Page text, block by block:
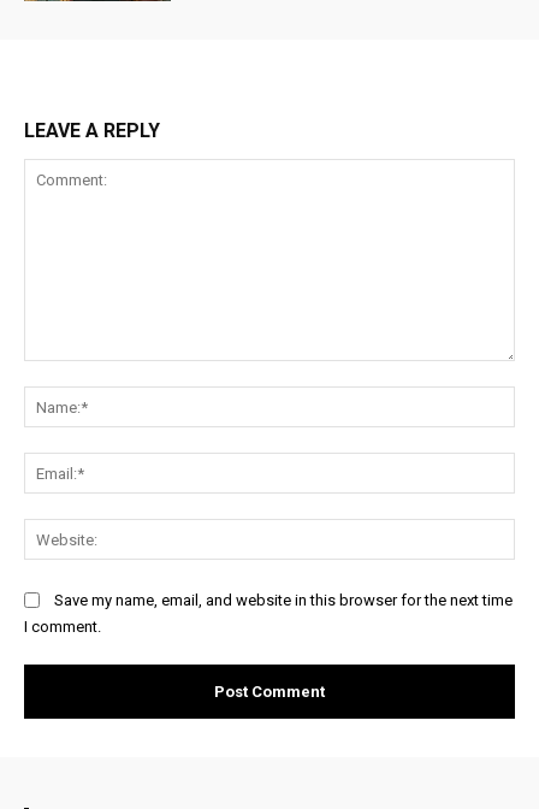
LEAVE A REPLY
Save my name, email, and website in this browser for the next time
I comment.